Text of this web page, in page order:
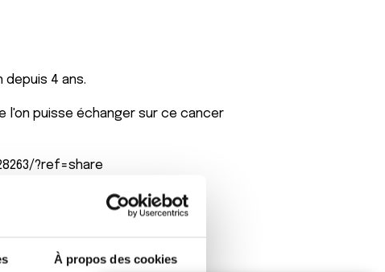
À propos des cookies
depuis 4 ans.
l'on puisse échanger sur ce cancer
?ref=share
encore dans le combat.